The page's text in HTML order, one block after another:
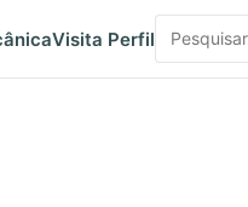
Visita Perfil